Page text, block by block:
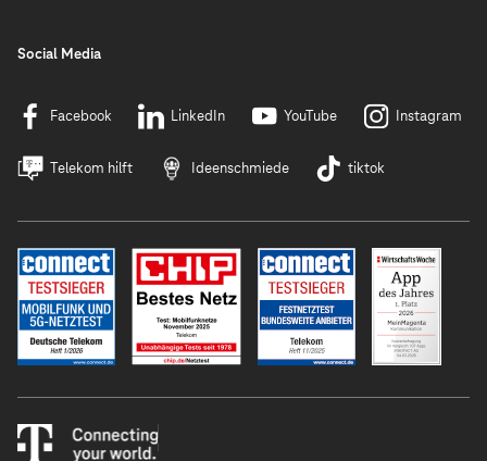
Social Media
Facebook LinkedIn YouTube Instagram
Telekom hilft Ideenschmiede tiktok